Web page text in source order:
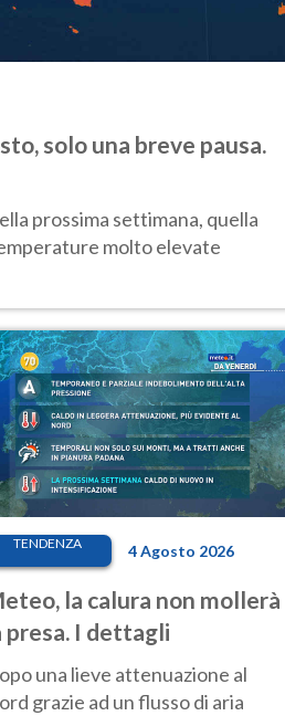
solo una breve pausa.
prossima settimana, quella
molto elevate
TENDENZA 4 Agosto 2026
la calura non mollerà
presa. I dettagli
una lieve attenuazione al
grazie ad un flusso di aria